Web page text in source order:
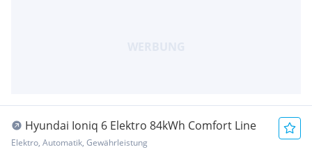
Hyundai Ioniq 6 Elektro 84kWh Comfort Line
Elektro, Automatik, Gewährleistung